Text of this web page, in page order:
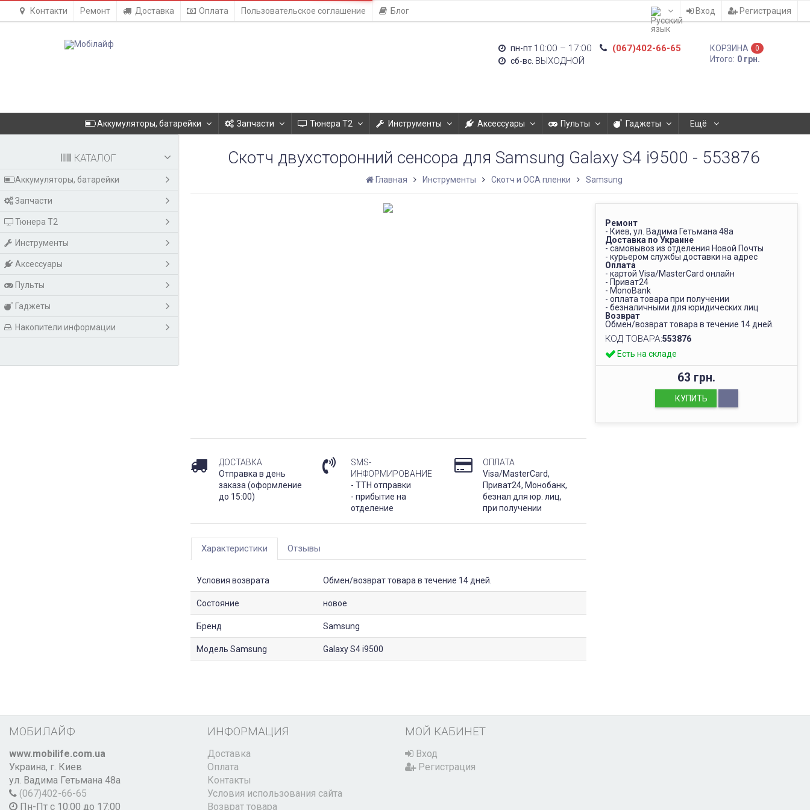
Контакти Ремонт Доставка Оплата Пользовательское соглашение Блог Вход Регистрация
пн-пт 10:00 – 17:00
сб-вс. ВЫХОДНОЙ
(067)402-66-65 КОРЗИНА 0
Итого: 0 грн.
Аккумуляторы, батарейки Запчасти Тюнера T2 Инструменты Аксессуары Пульты Гаджеты Ещё
КАТАЛОГ
Аккумуляторы, батарейки
Запчасти
Тюнера T2
Инструменты
Аксессуары
Пульты
Гаджеты
Накопители информации
Скотч двухсторонний сенсора для Samsung Galaxy S4 i9500 - 553876
Главная Инструменты Скотч и OCA пленки Samsung
Ремонт
- Киев, ул. Вадима Гетьмана 48а
Доставка по Украине
- самовывоз из отделения Новой Почты
- курьером службы доставки на адрес
Оплата
- картой Visa/MasterCard онлайн
- Приват24
- MonoBank
- оплата товара при получении
- безналичными для юридических лиц
Возврат
Обмен/возврат товара в течение 14 дней.
КОД ТОВАРА:553876
Есть на складе
63 грн.
КУПИТЬ
ДОСТАВКА
Отправка в день
заказа (оформление
до 15:00)
SMS-
ИНФОРМИРОВАНИЕ
- ТТН отправки
- прибытие на
отделение
ОПЛАТА
Visa/MasterCard,
Приват24, Монобанк,
безнал для юр. лиц,
при получении
Характеристики Отзывы
Условия возврата Обмен/возврат товара в течение 14 дней.
Состояние новое
Бренд Samsung
Модель Samsung Galaxy S4 i9500
МОБИЛАЙФ
www.mobilife.com.ua
Украина, г. Киев
ул. Вадима Гетьмана 48а
(067)402-66-65
Пн-Пт с 10:00 до 17:00
ИНФОРМАЦИЯ
Доставка
Оплата
Контакты
Условия использования сайта
Возврат товара
МОЙ КАБИНЕТ
Вход
Регистрация